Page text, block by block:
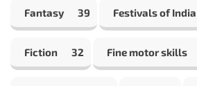
Fantasy 39 Festivals of India
Fiction 32 Fine motor skills